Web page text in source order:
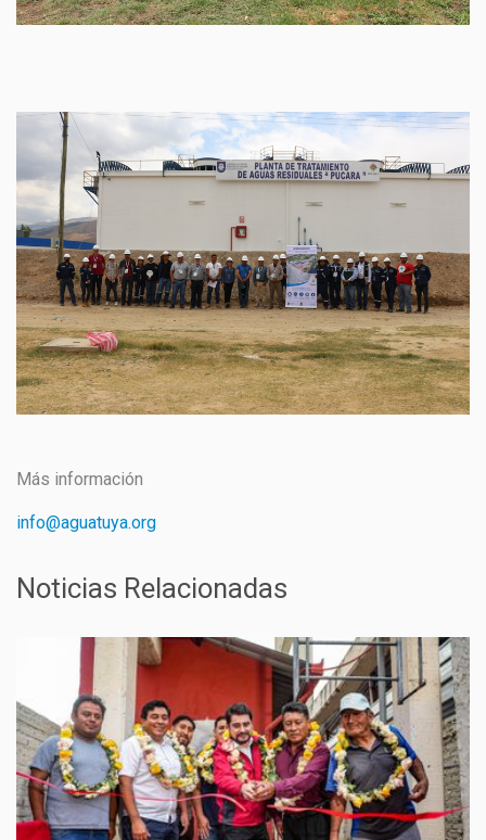
Noticias Relacionadas
Más información
info@aguatuya.org